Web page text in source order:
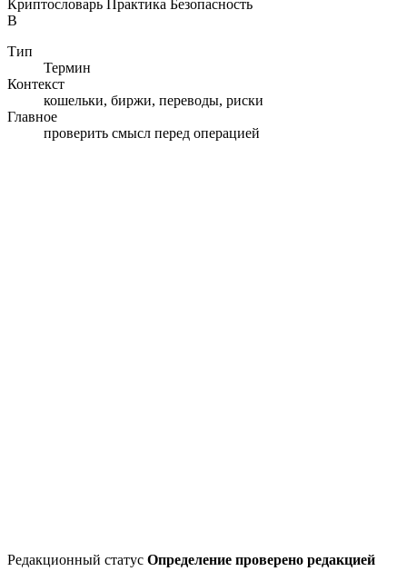
Криптословарь Практика Безопасность
В
Тип
Термин
Контекст
кошельки, биржи, переводы, риски
Главное
проверить смысл перед операцией
Редакционный статус Определение проверено редакцией